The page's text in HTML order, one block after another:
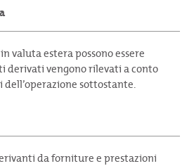
valuta estera possono essere
derivati vengono rilevati a conto
sottostante.
da forniture e prestazioni